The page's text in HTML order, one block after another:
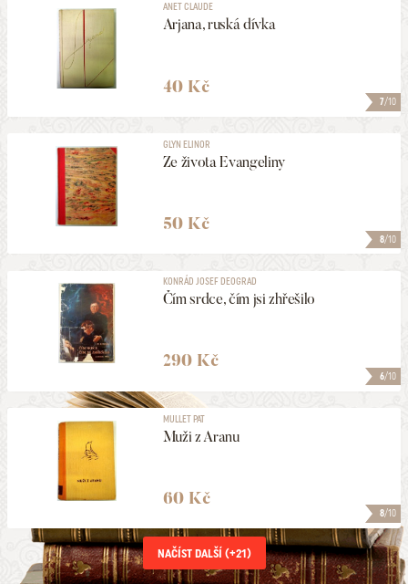
7/10
ANET CLAUDE
Arjana, ruská dívka
40 Kč
8/10
GLYN ELINOR
Ze života Evangeliny
50 Kč
6/10
KONRÁD JOSEF DEOGRAD
Čím srdce, čím jsi zhřešilo
290 Kč
8/10
MULLET PAT
Muži z Aranu
60 Kč
NAČÍST DALŠÍ (+21)